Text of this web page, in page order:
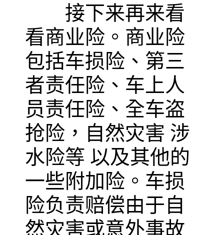
接下来再来看
看商业险。商业险
包括车损险、第三
者责任险、车上人
员责任险、全车盗
抢险，自然灾害 涉
水险等 以及其他的
一些附加险。车损
险负责赔偿由于自
然灾害或意外事故